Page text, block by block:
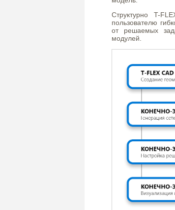
Структурно T-
пользователю
от решаемых
модулей.